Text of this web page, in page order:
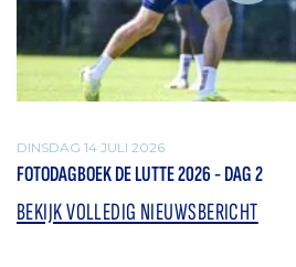
DINSDAG 14 JULI 2026
FOTODAGBOEK DE LUTTE 2026 - DAG 2
BEKIJK VOLLEDIG NIEUWSBERICHT